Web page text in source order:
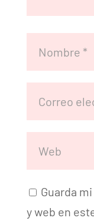
Guarda
y web en